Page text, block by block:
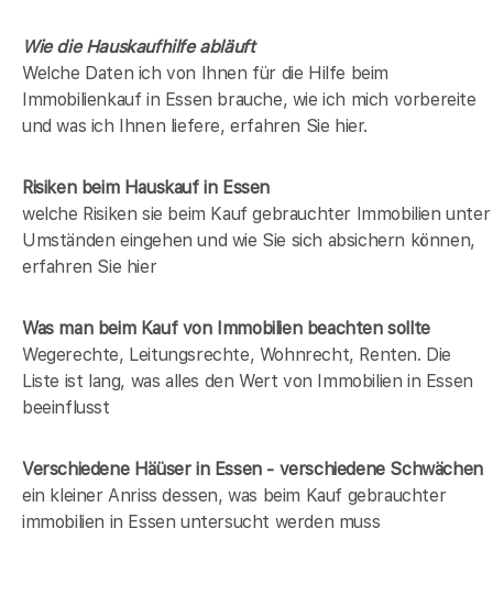
Wie die Hauskaufhilfe abläuft
Welche Daten ich von Ihnen für die Hilfe beim
Immobilienkauf in Essen brauche, wie ich mich vorbereite
und was ich Ihnen liefere, erfahren Sie hier.
Risiken beim Hauskaufin Essen
welche Risiken sie beim Kauf gebrauchter Immobilien unter
Umständen eingehen und wie Sie sich absichern können,
erfahren Sie hier
Was man beim Kauf von Immobilien beachten sollte
Wegerechte, Leitungsrechte, Wohnrecht, Renten. Die
Liste ist lang, was alles den Wert von Immobilien in Essen
beeinflusst
Verschiedene Häüser in Essen - verschiedene Schwächen
ein kleiner Anriss dessen, was beim Kauf gebrauchter
immobilien in Essen untersucht werden muss